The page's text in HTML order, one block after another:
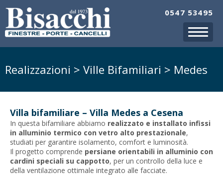
0547 53495
Realizzazioni > Ville Bifamiliari > Medes
Villa bifamiliare – Villa Medes a Cesena
In questa bifamiliare abbiamo realizzato e installato infissi
in alluminio termico con vetro alto prestazionale,
studiati per garantire isolamento, comfort e luminosità.
Il progetto comprende persiane orientabili in alluminio con
cardini speciali su cappotto, per un controllo della luce e
della ventilazione ottimale integrato alle facciate.